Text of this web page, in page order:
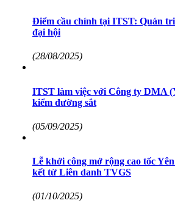
Điểm cầu chính tại ITST: Quán
đại hội
(28/08/2025)
ITST làm việc với Công ty DMA
kiểm đường sắt
(05/09/2025)
Lễ khởi công mở rộng cao tốc
kết từ Liên danh TVGS
(01/10/2025)